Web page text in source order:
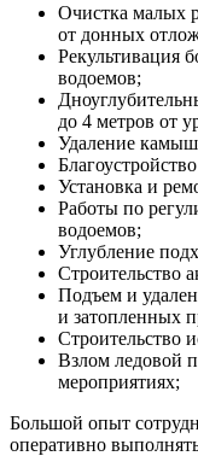
Очистка малых
от донных
Рекультивация
водоемов;
до 4 метров от
Удаление
Установка и
Работы по
водоемов;
Углубление
Строительство
Подъем и
и затопленных
Строительство
Взлом ледовой
мероприятиях;
Большой опыт
оперативно